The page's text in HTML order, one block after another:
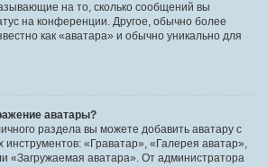
на то, сколько сообщений вы
на конференции. Другое, обычно более
как «аватара» и обычно уникально для
аватары?
раздела вы можете добавить аватару с
инструментов: «Граватар», «Галерея аватар»,
«Загружаемая аватара». От администратора